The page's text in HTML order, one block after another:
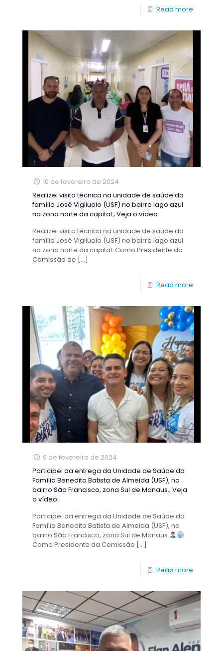
Read more
10 de fevereiro de 2024
Realizei visita técnica na unidade de saúde da
família José Vigliuolo (USF) no bairro lago azul
na zona norte da capital.; Veja o vídeo:
Realizei visita técnica na unidade de saúde da
família José Vigliuolo (USF) no bairro lago azul
na zona norte da capital. Como Presidente da
Comissão de […]
Read more
9 de fevereiro de 2024
Participei da entrega da Unidade de Saúde da
Família Benedito Batista de Almeida (USF), no
bairro São Francisco, zona Sul de Manaus.; Veja
o vídeo:
Participei da entrega da Unidade de Saúde da
Família Benedito Batista de Almeida (USF), no
bairro São Francisco, zona Sul de Manaus.
Como Presidente da Comissão […]
Read more